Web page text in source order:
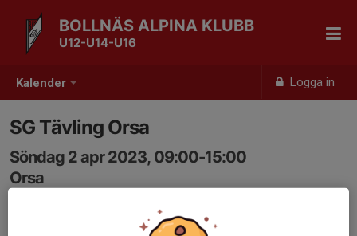
Kalender Logga in
BOLLNÄS ALPINA KLUBB
U12-U14-U16
SG Tävling Orsa
Söndag 2 apr 2023, 09:00-15:00
Orsa